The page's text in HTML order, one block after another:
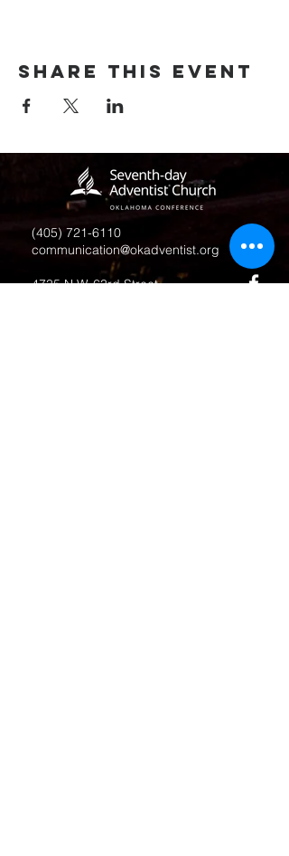
Share this event
(405) 721-6110
communication@okadventist.org
4735 N.W. 63rd Street